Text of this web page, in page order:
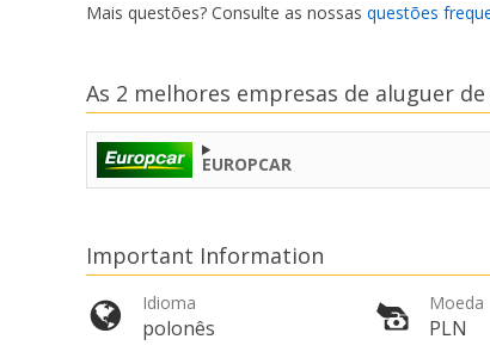
Mais questões? Consulte as nossas questões
As 2 melhores empresas de aluguer
EUROPCAR
Important Information
Idioma
polonês
Moeda
PLN